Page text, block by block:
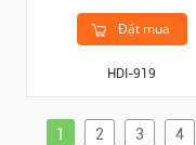
Đặt mua
HDI-919
1 2 3 4